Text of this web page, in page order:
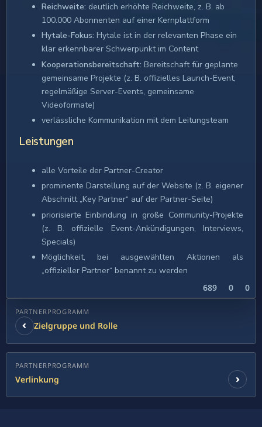
Reichweite: deutlich erhöhte Reichweite, z. B. ab
100.000 Abonnenten auf einer Kernplattform
Hytale-Fokus: Hytale ist in der relevanten Phase ein
klar erkennbarer Schwerpunkt im Content
Kooperationsbereitschaft: Bereitschaft für geplante
gemeinsame Projekte (z. B. offizielles Launch-Event,
regelmäßige Server-Events, gemeinsame
Videoformate)
verlässliche Kommunikation mit dem Leitungsteam
Leistungen
alle Vorteile der Partner-Creator
prominente Darstellung auf der Website (z. B. eigener
Abschnitt „Key Partner“ auf der Partner-Seite)
priorisierte Einbindung in große Community-Projekte
(z. B. offizielle Event-Ankündigungen, Interviews,
Specials)
Möglichkeit, bei ausgewählten Aktionen als
„offizieller Partner“ benannt zu werden
689
0 0
PARTNERPROGRAMM
Zielgruppe und Rolle
PARTNERPROGRAMM
Verlinkung